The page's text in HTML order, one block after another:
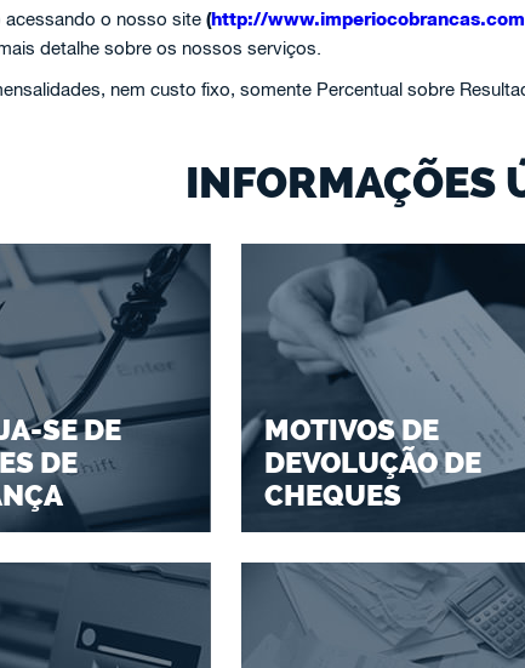
acessando o nosso site (http://
detalhe sobre os nossos serviços.
nem custo fixo, somente Percentual sobre
INFORMAÇÕES
SE DE
DE
MOTIVOS DE
DEVOLUÇÃO DE
CHEQUES